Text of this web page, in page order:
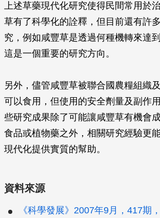
上述草藥現代化研究使得民間常用於
草有了科學化的詮釋，但目前還有許
究，例如咸豐草是透過何種機轉來達
這是一個重要的研究方向。
另外，儘管咸豐草被聯合國農糧組織
可以食用，但使用的安全劑量及副作
些研究成果除了可能讓咸豐草有機會
食品或植物藥之外，相關研究經驗更
現代化提供實質的幫助。
資料來源
《科學發展》2007年9月，417期